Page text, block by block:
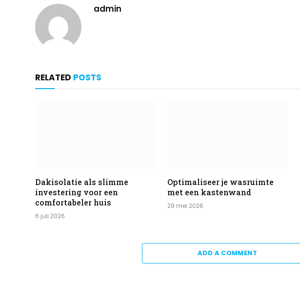
admin
RELATED POSTS
Dakisolatie als slimme
investering voor een
comfortabeler huis
6 juli 2026
Optimaliseer je wasruimte
met een kastenwand
29 mei 2026
ADD A COMMENT